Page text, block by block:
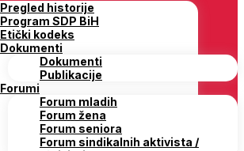
Pregled historije
Program SDP BiH
Etički kodeks
Dokumenti
Dokumenti
Publikacije
Forumi
Forum mladih
Forum žena
Forum seniora
Forum sindikalnih aktivista /